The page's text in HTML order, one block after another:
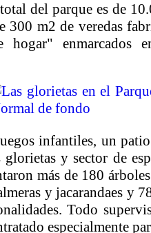
del parque es de
300 m2 de veredas
enmarcados
infantiles, un
glorietas y sector de
más de 180
y jacarandaes y
Todo
especialmente